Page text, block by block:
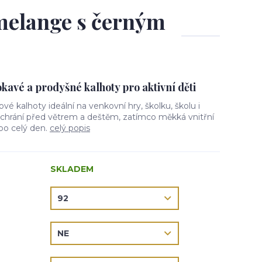
s černým
a prodyšné kalhoty pro aktivní děti
kalhoty ideální na venkovní hry, školku, školu i
před větrem a deštěm, zatímco měkká vnitřní
celý den. celý popis
SKLADEM